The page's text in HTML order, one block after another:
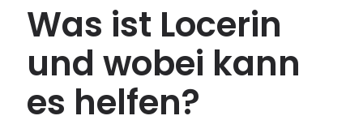
Was ist Locerin
und wobei kann
es helfen?